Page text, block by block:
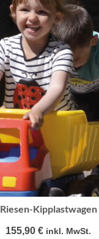
Riesen-Kipplastwagen
155,90 € inkl. MwSt.